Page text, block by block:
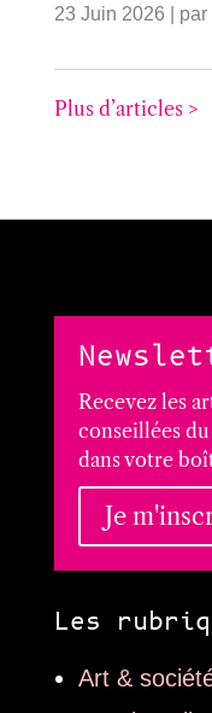
23 Juin 2026 | par
Plus d’articles >
Recevez les
conseillées
dans votre
Je
Les
Art &